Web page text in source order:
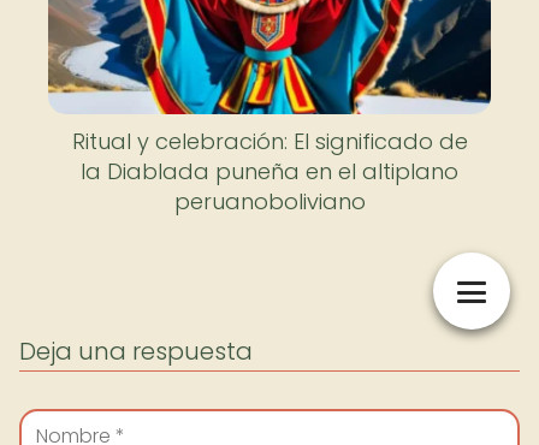
Ritual y celebración: El significado de
la Diablada puneña en el altiplano
peruanoboliviano
Deja una respuesta